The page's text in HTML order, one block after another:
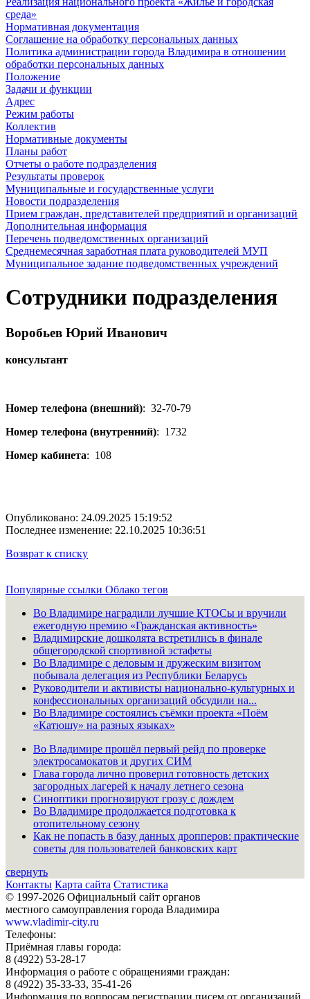
среда»
Нормативная документация
Соглашение на обработку персональных данных
Политика администрации города Владимира в отношении
обработки персональных данных
Положение
Задачи и функции
Адрес
Режим работы
Коллектив
Нормативные документы
Планы работ
Отчеты о работе подразделения
Результаты проверок
Муниципальные и государственные услуги
Новости подразделения
Прием граждан, представителей предприятий и организаций
Дополнительная информация
Перечень подведомственных организаций
Среднемесячная заработная плата руководителей МУП
Муниципальное задание подведомственных учреждений
Сотрудники подразделения
Воробьев Юрий Иванович
консультант
Номер телефона (внешний): 32-70-79
Номер телефона (внутренний): 1732
Номер кабинета: 108
Опубликовано: 24.09.2025 15:19:52
Последнее изменение: 22.10.2025 10:36:51
Возврат к списку
Популярные ссылки Облако тегов
Во Владимире наградили лучшие КТОСы и вручили
ежегодную премию «Гражданская активность»
Владимирские дошколята встретились в финале
общегородской спортивной эстафеты
Во Владимире с деловым и дружеским визитом
побывала делегация из Республики Беларусь
Руководители и активисты национально-культурных и
конфессиональных организаций обсудили на...
Во Владимире состоялись съёмки проекта «Поём
«Катюшу» на разных языках»
Во Владимире прошёл первый рейд по проверке
электросамокатов и других СИМ
Глава города лично проверил готовность детских
загородных лагерей к началу летнего сезона
Синоптики прогнозируют грозу с дождем
Во Владимире продолжается подготовка к
отопительному сезону
Как не попасть в базу данных дропперов: практические
советы для пользователей банковских карт
свернуть
Контакты Карта сайта Статистика
© 1997-2026 Официальный сайт органов
местного самоуправления города Владимира
www.vladimir-city.ru
Телефоны:
Приёмная главы города:
8 (4922) 53-28-17
Информация о работе с обращениями граждан:
8 (4922) 35-33-33, 35-41-26
Информация по вопросам регистрации писем от организаций